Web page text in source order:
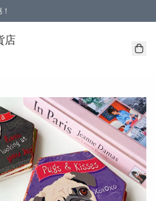
（適用於 本地送貨、本地取貨 )
一批）】
店